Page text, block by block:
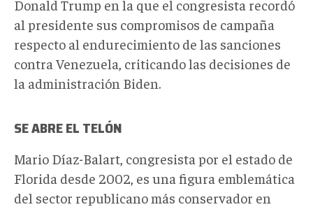
Donald Trump en la que el congresista recordó
al presidente sus compromisos de campaña
respecto al endurecimiento de las sanciones
contra Venezuela, criticando las decisiones de
la administración Biden.
SE ABRE EL TELÓN
Mario Díaz-Balart, congresista por el estado de
Florida desde 2002, es una figura emblemática
del sector republicano más conservador en